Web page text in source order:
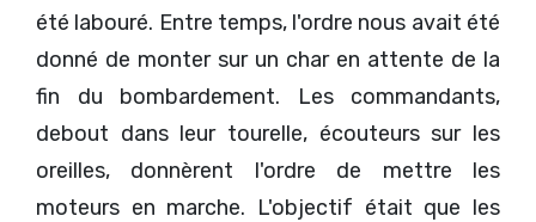
été labouré. Entre temps, l'ordre nous avait été
donné de monter sur un char en attente de la
fin du bombardement. Les commandants,
debout dans leur tourelle, écouteurs sur les
oreilles, donnèrent l'ordre de mettre les
moteurs en marche. L'objectif était que les